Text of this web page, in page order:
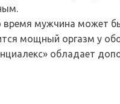
мужчина может
мощный оргазм у
обладает